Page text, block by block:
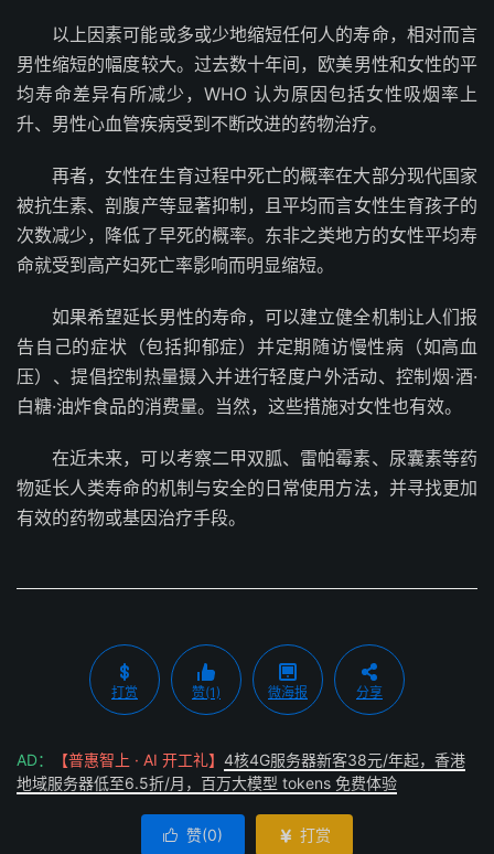
以上因素可能或多或少地缩短任何人的寿命，相对而言
男性缩短的幅度较大。过去数十年间，欧美男性和女性的平
均寿命差异有所减少，WHO 认为原因包括女性吸烟率上
升、男性心血管疾病受到不断改进的药物治疗。
再者，女性在生育过程中死亡的概率在大部分现代国家
被抗生素、剖腹产等显著抑制，且平均而言女性生育孩子的
次数减少，降低了早死的概率。东非之类地方的女性平均寿
命就受到高产妇死亡率影响而明显缩短。
如果希望延长男性的寿命，可以建立健全机制让人们报
告自己的症状（包括抑郁症）并定期随访慢性病（如高血
压）、提倡控制热量摄入并进行轻度户外活动、控制烟·酒·
白糖·油炸食品的消费量。当然，这些措施对女性也有效。
在近未来，可以考察二甲双胍、雷帕霉素、尿囊素等药
物延长人类寿命的机制与安全的日常使用方法，并寻找更加
有效的药物或基因治疗手段。
打赏 赞(1) 微海报 分享
AD： 【普惠智上 · AI 开工礼】 4核4G服务器新客38元/年起，香港
地域服务器低至6.5折/月，百万大模型 tokens 免费体验
 赞(0)  打赏